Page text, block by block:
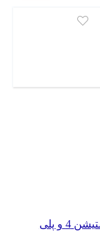
برای پلی استیشن 4 و پلی